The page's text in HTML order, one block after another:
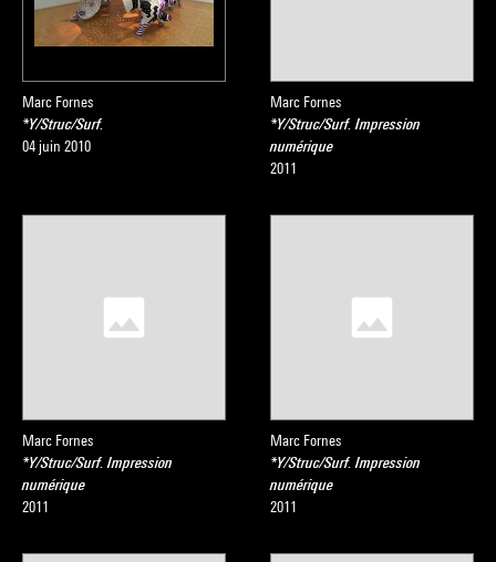
Marc Fornes
*Y/Struc/Surf.
04 juin 2010
Marc Fornes
*Y/Struc/Surf. Impression
numérique
2011
Marc Fornes
*Y/Struc/Surf. Impression
numérique
2011
Marc Fornes
*Y/Struc/Surf. Impression
numérique
2011